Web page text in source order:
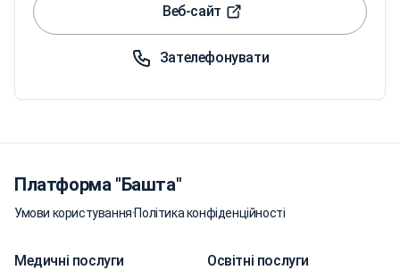
Веб-сайт
Зателефонувати
Платформа "Башта"
Умови користування·Політика конфіденційності
Медичні послуги Освітні послуги